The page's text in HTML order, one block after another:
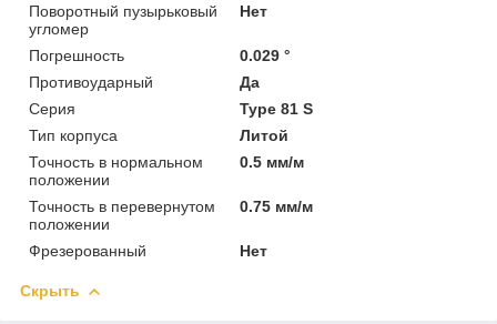
Поворотный пузырьковый
угломер
Нет
Погрешность
0.029 °
Противоударный
Да
Серия
Type 81 S
Тип корпуса
Литой
Точность в нормальном
положении
0.5 мм/м
Точность в перевернутом
положении
0.75 мм/м
Фрезерованный Нет
Скрыть